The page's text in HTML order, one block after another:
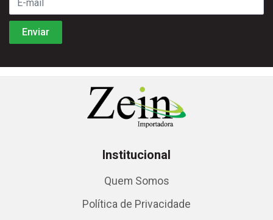
Institucional
Quem Somos
Política de Privacidade